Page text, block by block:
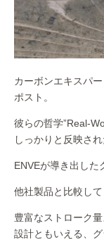
カーボンエキスパ
ポスト。
彼らの哲学”Real-
しっかりと反映さ
ENVEが導き出した
他社製品と比較し
豊富なストローク
設計ともいえる、